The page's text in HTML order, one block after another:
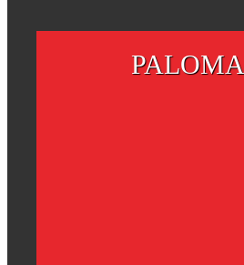
PALOMA